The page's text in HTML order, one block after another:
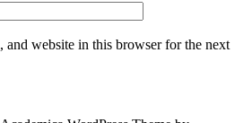
and website in this browser for the next